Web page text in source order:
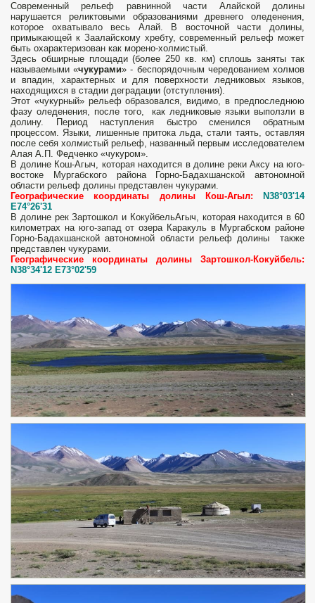
Современный рельеф равнинной части Алайской до­лины
нарушается реликтовыми образованиями древне­го оледенения,
которое охватывало весь Алай. В восточной части долины,
примыкающей к Заалайскому хребту, современный рельеф может
быть охарак­теризован как морено-холмистый.
Здесь обширные площади (более 250 кв. км) сплошь заняты так
назы­ваемыми «чукурами» - беспорядочным чередованием холмов
и впадин, характерных и для поверхности лед­никовых языков,
находящихся в стадии деградации (от­ступления).
Этот «чукурный» рельеф образовался, видимо, в предпоследнюю
фазу оледенения, после того, как лед­никовые языки выползли в
долину. Период наступления быстро сменился обратным
процессом. Языки, лишен­ные притока льда, стали таять, оставляя
после себя холмистый рельеф, названный первым исследователем
Алая А.П. Федченко «чукуром».
В долине Кош-Агыч, которая находится в долине реки Аксу на юго-
востоке Мургабского района Горно-Бадахшанской автономной
области рельеф долины представлен чукурами.
Географические координаты долины Кош-Агыл:
N38°03'14
E74°26'31
В долине рек Зартошкол и КокуйбельАгыч, которая находится в 60
километрах на юго-запад от озера Каракуль в Мургабском районе
Горно-Бадахшанской автономной области рельеф долины также
представлен чукурами.
Географические координаты долины Зартошкол-Кокуйбель:
N38°34'12 E73°02'59